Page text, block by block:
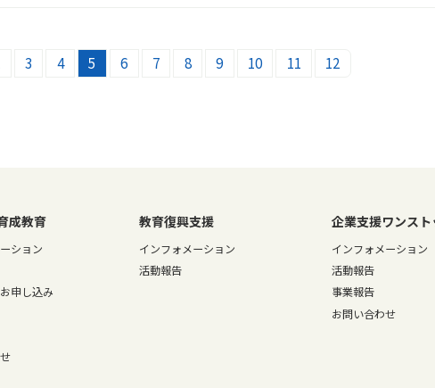
3 4 5 6 7 8 9 10 11 12
成教育
ション
申し込み
教育復興支援
インフォメーション
活動報告
企業支援ワンス
インフォメーション
活動報告
事業報告
お問い合わせ